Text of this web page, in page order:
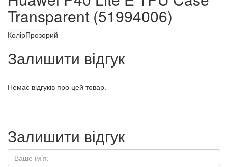
Transparent (51994006)
КолірПрозорий
Залишити відгук
Немає відгуків про цей товар.
Залишити відгук